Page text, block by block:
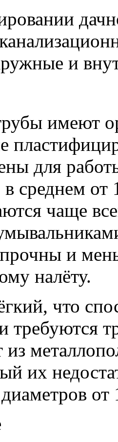
и
имеют
для
среднем от
чаще
прочны и
налёту.
что
требуются
из
их